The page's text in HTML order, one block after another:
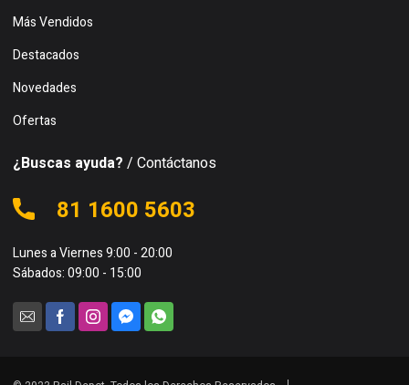
Más Vendidos
Destacados
Novedades
Ofertas
¿Buscas ayuda? / Contáctanos
81 1600 5603
Lunes a Viernes 9:00 - 20:00
Sábados: 09:00 - 15:00